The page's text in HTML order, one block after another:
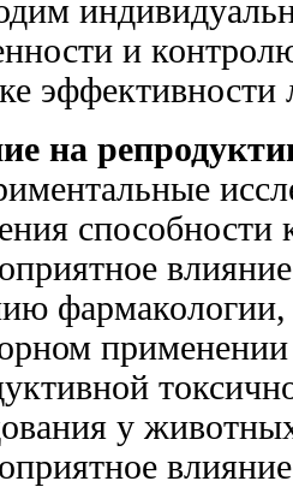
и
эффективности
на
способности
применении
у